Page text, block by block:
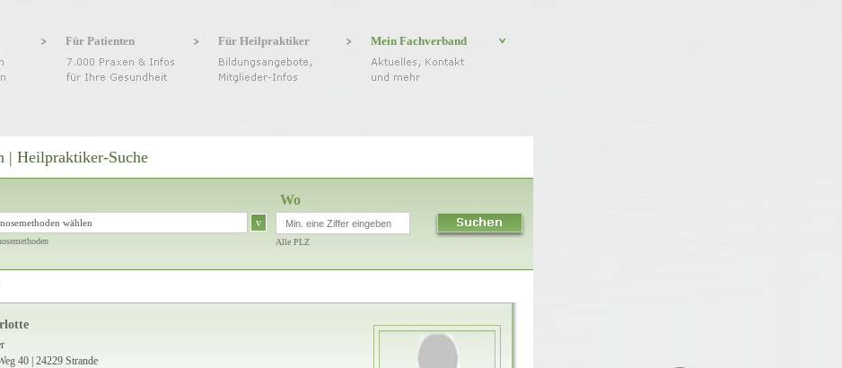
Für Patienten Für Heilpraktiker Mein Fachverband
| Heilpraktiker-Suche
wählen v
Wo
Alle PLZ
40 | 24229 Strande